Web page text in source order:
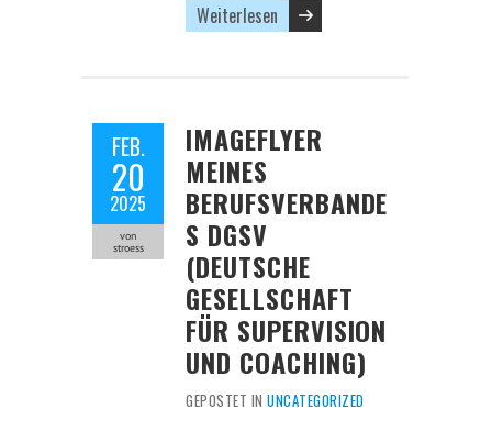
Weiterlesen
FEB.
20
2025
von
stroess
IMAGEFLYER
MEINES
BERUFSVERBANDE
S DGSV
(DEUTSCHE
GESELLSCHAFT
FÜR SUPERVISION
UND COACHING)
GEPOSTET INUNCATEGORIZED